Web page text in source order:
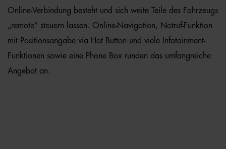
Online-Verbindung besteht und sich weite Teile des Fahrzeugs
„remote“ steuern lassen. Online-Navigation, Notruf-Funktion
mit Positionsangabe via Hot Button und viele Infotainment-
Funktionen sowie eine Phone Box runden das umfangreiche
Angebot an.